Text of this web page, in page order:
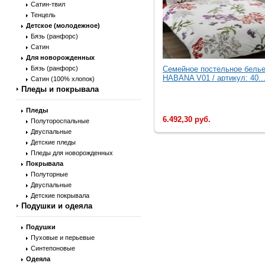
Сатин-твил
Тенцель
Детское (молодежное)
Бязь (ранфорс)
Сатин
Для новорожденных
Бязь (ранфорс)
Сатин (100% хлопок)
Пледы и покрывала
Пледы
Полутороспальные
Двуспальные
Детские пледы
Пледы для новорожденных
Покрывала
Полуторные
Двуспальные
Детские покрывала
Подушки и одеяла
Подушки
Пуховые и перьевые
Синтепоновые
Одеяла
Семейное постельное белье
HABANA V01 / артикул: 40...
6.492,30 руб.